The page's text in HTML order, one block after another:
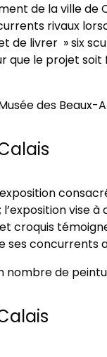
de la ville de
rivaux
livrer » six
que le projet
des Beaux-
vise
croquis
ses concurrents
de